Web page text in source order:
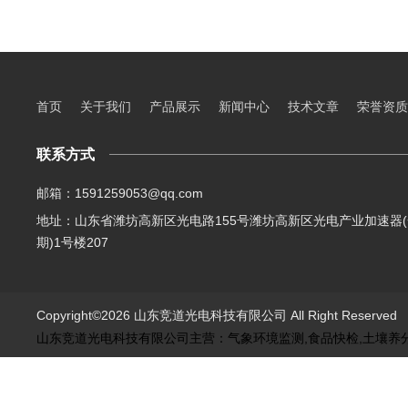
首页 关于我们 产品展示 新闻中心 技术文章 荣誉资质
联系方式
邮箱：1591259053@qq.com
地址：山东省潍坊高新区光电路155号潍坊高新区光电产业加速器
期)1号楼207
Copyright©2026 山东竞道光电科技有限公司 All Right
山东竞道光电科技有限公司主营：气象环境监测,食品快检,土壤养